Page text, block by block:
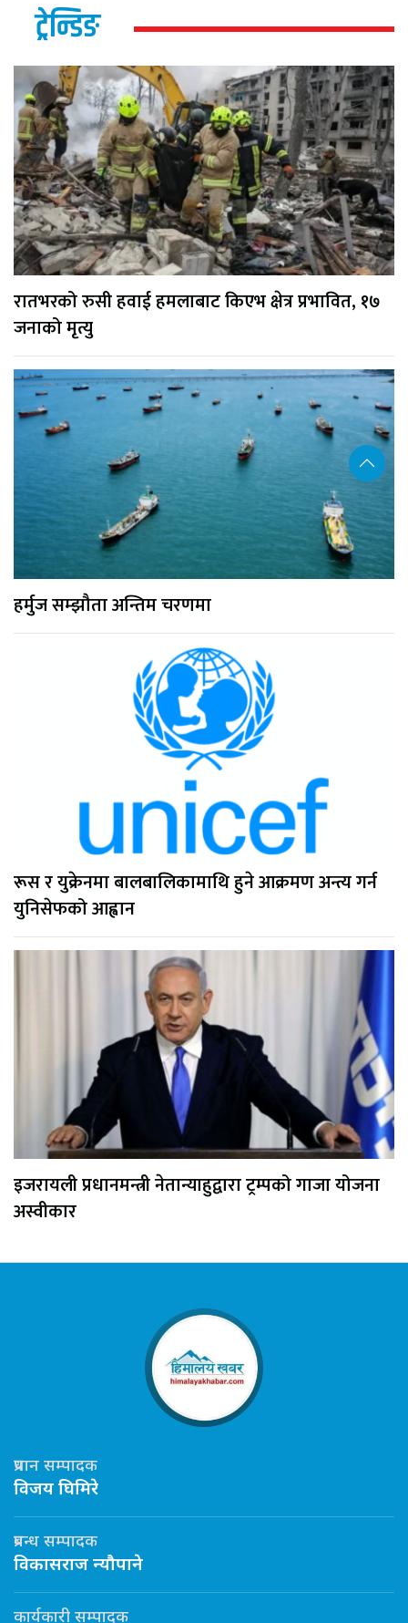
ट्रेन्डिङ
रातभरको रुसी हवाई हमलाबाट किएभ क्षेत्र प्रभावित, १७
जनाको मृत्यु
हर्मुज सम्झौता अन्तिम चरणमा
रूस र युक्रेनमा बालबालिकामाथि हुने आक्रमण अन्त्य गर्न
युनिसेफको आह्वान
इजरायली प्रधानमन्त्री नेतान्याहुद्वारा ट्रम्पको गाजा योजना
अस्वीकार
प्रधान सम्पादक
विजय घिमिरे
प्रबन्ध सम्पादक
विकासराज न्यौपाने
कार्यकारी सम्पादक